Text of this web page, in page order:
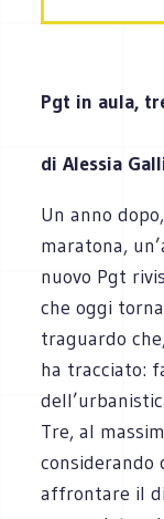
Pgt in aula,
di Alessia
Un anno
maratona,
nuovo Pgt
che oggi
traguardo
ha tracciato:
Tre, al
considerando
affrontare il